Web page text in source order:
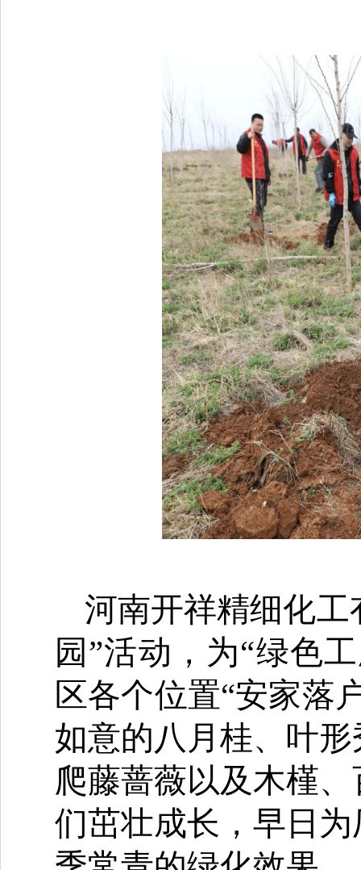
河南开祥精细化
园”活动，为“绿色
区各个位置“安家落
如意的八月桂、叶
爬藤蔷薇以及木槿
们茁壮成长，早日